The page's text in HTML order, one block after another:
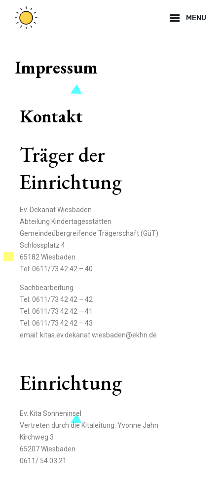
MENU
Impressum
Kontakt
Träger der
Einrichtung
Ev. Dekanat Wiesbaden
Abteilung Kindertagesstätten
Gemeindeübergreifende Trägerschaft (GüT)
Schlossplatz 4
65182 Wiesbaden
Tel: 0611/73 42 42 – 40
Sachbearbeitung
Tel: 0611/73 42 42 – 42
Tel: 0611/73 42 42 – 41
Tel: 0611/73 42 42 – 43
email: kitas.ev.dekanat.wiesbaden@ekhn.de
Einrichtung
Ev. Kita Sonneninsel
Vertreten durch die Kitaleitung: Yvonne Jahn
Kirchweg 3
65207 Wiesbaden
0611/ 54 03 21